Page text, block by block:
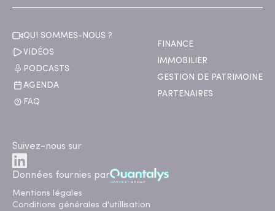
QUI SOMMES-NOUS ?
VIDÉOS
PODCASTS
AGENDA
FAQ
FINANCE
IMMOBILIER
GESTION DE PATRIMOINE
PARTENAIRES
Suivez-nous sur
Données fournies par
Mentions légales
Conditions générales d'utillisation